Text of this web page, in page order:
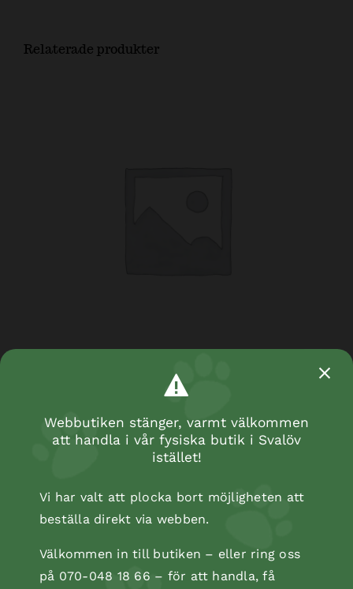
Relaterade produkter
Dental stick beef
Webbutiken stänger, varmt välkommen
att handla i vår fysiska butik i Svalöv
istället!
Vi har valt att plocka bort möjligheten att
beställa direkt via webben.
Välkommen in till butiken – eller ring oss
på 070-048 18 66 – för att handla, få